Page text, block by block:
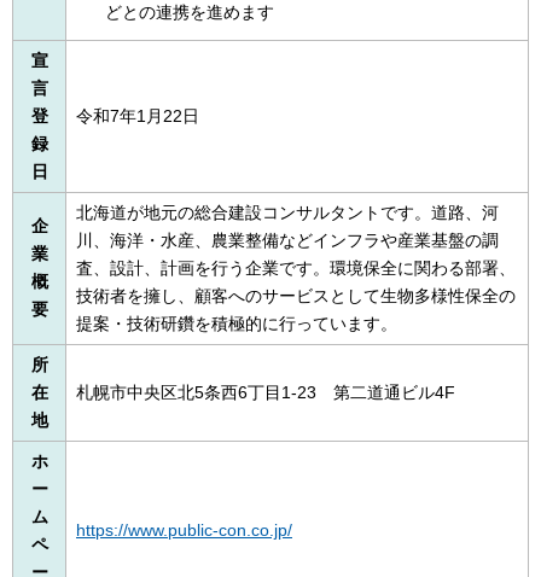
どとの連携を進めます
宣
言
登
録
日
令和7年1月22日
企
業
概
要
北海道が地元の総合建設コンサルタントです。道路、河
川、海洋・水産、農業整備などインフラや産業基盤の調
査、設計、計画を行う企業です。環境保全に関わる部署、
技術者を擁し、顧客へのサービスとして生物多様性保全の
提案・技術研鑽を積極的に行っています。
所
在
地
札幌市中央区北5条西6丁目1-23 第二道通ビル4F
ホ
ー
ム
ペ
ー
https://www.public-con.co.jp/